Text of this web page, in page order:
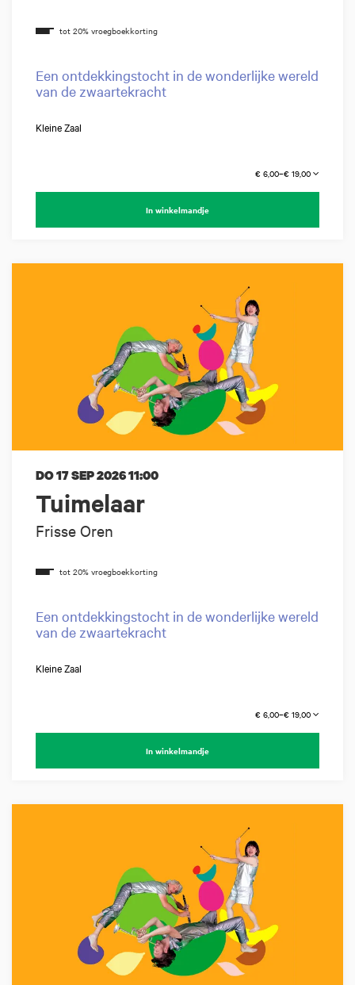
Een ontdekkingstocht in de wonderlijke wereld
van de zwaartekracht
Kleine Zaal
€ 6,00–€ 19,00
In winkelmandje
Tuimelaar
Frisse Oren
DO 17 SEP 202611:00
Een ontdekkingstocht in de wonderlijke wereld
van de zwaartekracht
Kleine Zaal
€ 6,00–€ 19,00
In winkelmandje